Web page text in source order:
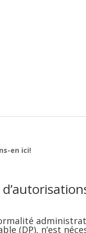
en ici!
(DP), n’est